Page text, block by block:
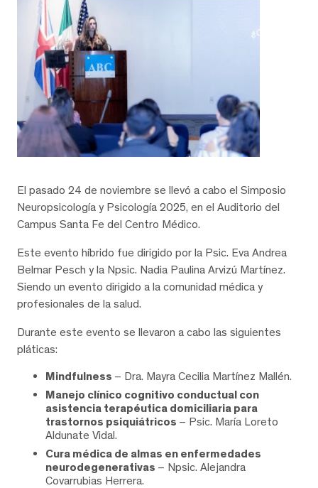
El pasado 24 de noviembre se llevó a cabo el Simposio
Neuropsicología y Psicología 2025, en el Auditorio del
Campus Santa Fe del Centro Médico.
Este evento híbrido fue dirigido por la Psic. Eva Andrea
Belmar Pesch y la Npsic. Nadia Paulina Arvizú Martínez.
Siendo un evento dirigido a la comunidad médica y
profesionales de la salud.
Durante este evento se llevaron a cabo las siguientes
pláticas:
Mindfulness – Dra. Mayra Cecilia Martínez Mallén.
Manejo clínico cognitivo conductual con
asistencia terapéutica domiciliaria para
trastornos psiquiátricos – Psic. María Loreto
Aldunate Vidal.
Cura médica de almas en enfermedades
neurodegenerativas – Npsic. Alejandra
Covarrubias Herrera.